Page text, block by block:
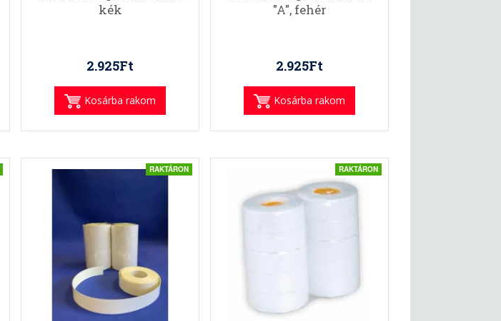
kék
2.925Ft
Kosárba rakom
"A", fehér
2.925Ft
Kosárba rakom
RAKTÁRON RAKTÁRON